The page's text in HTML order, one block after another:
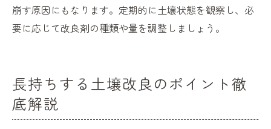
崩す原因にもなります。定期的に土壌状態を観察し、必
要に応じて改良剤の種類や量を調整しましょう。
長持ちする土壌改良のポイント徹
底解説